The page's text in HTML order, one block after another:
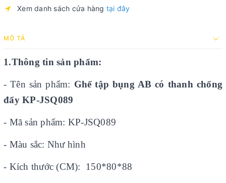
Xem danh sách cửa hàng tại đây
MÔ TẢ
1.Thông tin sản phẩm:
- Tên sản phẩm: Ghế tập bụng AB có thanh chống
đẩy KP-JSQ089
- Mã sản phẩm: KP-JSQ089
- Màu sắc: Như hình
- Kích thước (CM): 150*80*88